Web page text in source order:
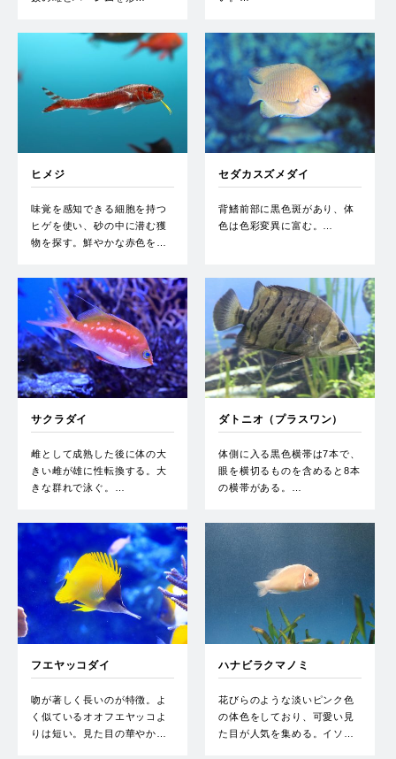
ヒメジ
味覚を感知できる細胞を持つ
ヒゲを使い、砂の中に潜む獲
物を探す。鮮やかな赤色を…
セダカスズメダイ
背鰭前部に黒色斑があり、体
色は色彩変異に富む。…
サクラダイ
雌として成熟した後に体の大
きい雌が雄に性転換する。大
きな群れで泳ぐ。…
ダトニオ（プラスワン）
体側に入る黒色横帯は7本で、
眼を横切るものを含めると8本
の横帯がある。…
フエヤッコダイ
吻が著しく長いのが特徴。よ
く似ているオオフエヤッコよ
りは短い。見た目の華やか…
ハナビラクマノミ
花びらのような淡いピンク色
の体色をしており、可愛い見
た目が人気を集める。イソ…